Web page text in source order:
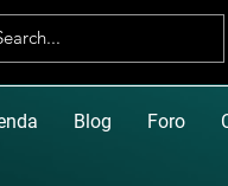
Blog Foro